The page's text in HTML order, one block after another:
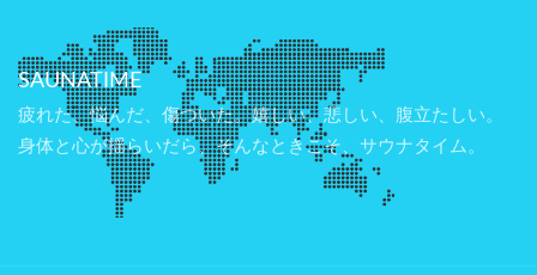
SAUNATIME
疲れた、悩んだ、傷ついた。嬉しい、悲しい、腹立たしい。
身体と心が揺らいだら、そんなときこそ、サウナタイム。